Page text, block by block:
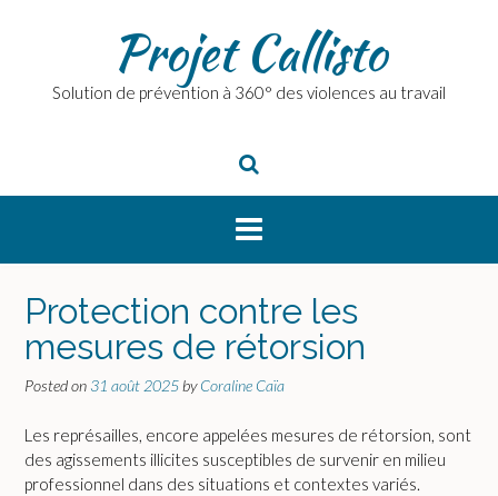
Projet Callisto
Solution de prévention à 360° des violences au travail
Protection contre les
mesures de rétorsion
Posted on 31 août 2025 byCoraline Caïa
Les représailles, encore appelées mesures de rétorsion, sont
des agissements illicites susceptibles de survenir en milieu
professionnel dans des situations et contextes variés.